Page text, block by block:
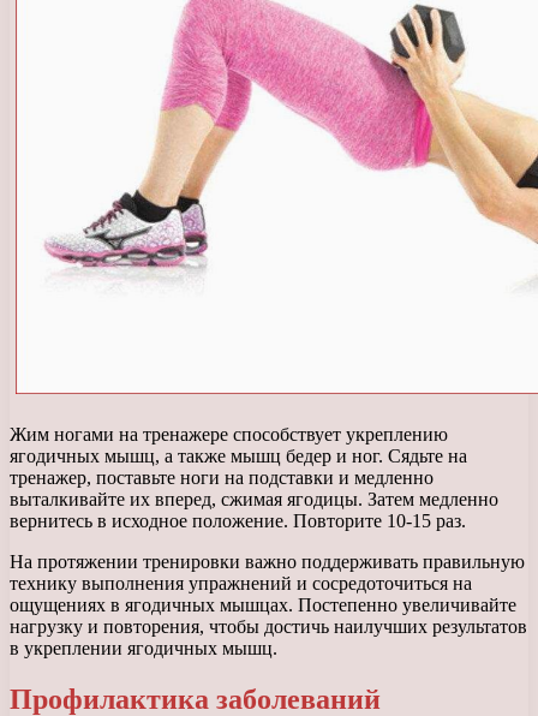
Жим ногами на тренажере способствует укреплению
ягодичных мышц, а также мышц бедер и ног. Сядьте на
тренажер, поставьте ноги на подставки и медленно
выталкивайте их вперед, сжимая ягодицы. Затем медленно
вернитесь в исходное положение. Повторите 10-15 раз.
На протяжении тренировки важно поддерживать правильную
технику выполнения упражнений и сосредоточиться на
ощущениях в ягодичных мышцах. Постепенно увеличивайте
нагрузку и повторения, чтобы достичь наилучших результатов
в укреплении ягодичных мышц.
Профилактика заболеваний